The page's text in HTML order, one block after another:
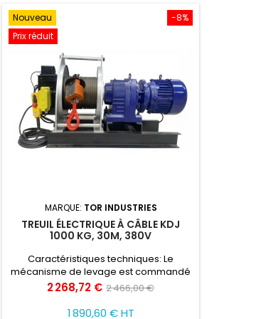
-8%
Nouveau
Prix réduit
MARQUE: TOR INDUSTRIES
TREUIL ÉLECTRIQUE À CÂBLE KDJ
1000 KG, 30M, 380V
Caractéristiques techniques: Le
mécanisme de levage est commandé
par télécommande Entraîné par un
moteur électrique Limiteur électronique
de charge Indice de protection : IP54
Prix
2 268,72 € Prix
2 466,00 €
1 890,60 € HT